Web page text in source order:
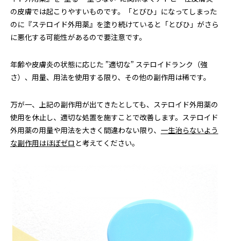
の皮膚では起こりやすいものです。「とびひ」になってしまった
のに『ステロイド外用薬』を塗り続けていると「とびひ」がさら
に悪化する可能性があるので要注意です。
年齢や皮膚炎の状態に応じた ”適切な” ステロイドランク（強
さ）、用量、用法を使用する限り、その他の副作用は稀です。
万が一、上記の副作用が出てきたとしても、ステロイド外用薬の
使用を休止し、適切な処置を施すことで改善します。ステロイド
外用薬の用量や用法を大きく間違わない限り、 一生治らないよう
な副作用はほぼゼロ と考えてください。